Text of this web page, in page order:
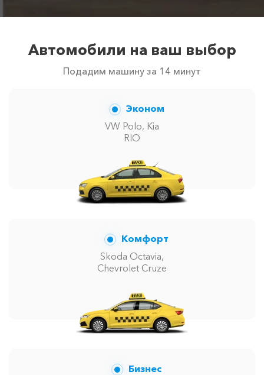
Автомобили на ваш выбор
Подадим машину за 14 минут
Эконом
VW Polo, Kia
RIO
Комфорт
Skoda Octavia,
Chevrolet Cruze
Бизнес